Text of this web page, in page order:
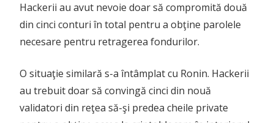
Hackerii au avut nevoie doar să compromită două
din cinci conturi în total pentru a obţine parolele
necesare pentru retragerea fondurilor.
O situaţie similară s-a întâmplat cu Ronin. Hackerii
au trebuit doar să convingă cinci din nouă
validatori din reţea să-şi predea cheile private